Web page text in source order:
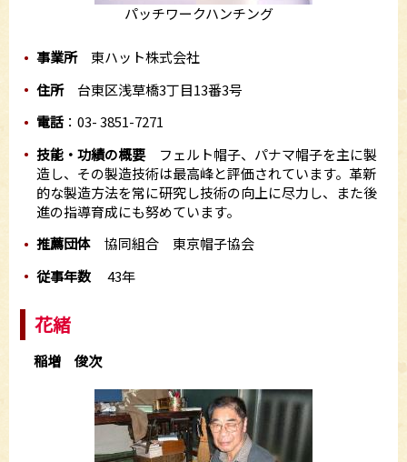
パッチワークハンチング
事業所東ハット株式会社
住所台東区浅草橋3丁目13番3号
電話：03- 3851-7271
技能・功績の概要フェルト帽子、パナマ帽子を主に製
造し、その製造技術は最高峰と評価されています。革新
的な製造方法を常に研究し技術の向上に尽力し、また後
進の指導育成にも努めています。
推薦団体 協同組合 東京帽子協会
従事年数 43年
花緒
稲増 俊次